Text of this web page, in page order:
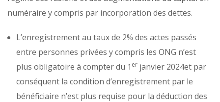
numéraire y compris par incorporation des dettes.
L’enregistrement au taux de 2% des actes passés
entre personnes privées y compris les ONG n’est
plus obligatoire à compter du 1 er janvier 2024et par
conséquent la condition d’enregistrement par le
bénéficiaire n’est plus requise pour la déduction des